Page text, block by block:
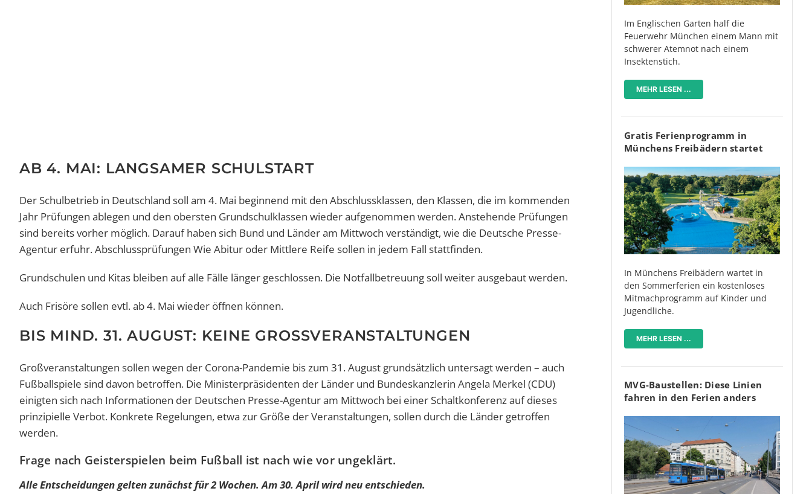
AB 4. MAI: LANGSAMER SCHULSTART
Der Schulbetrieb in Deutschland soll am 4. Mai beginnend mit den Abschlussklassen, den Klassen, die im kommenden
Jahr Prüfungen ablegen und den obersten Grundschulklassen wieder aufgenommen werden. Anstehende Prüfungen
sind bereits vorher möglich. Darauf haben sich Bund und Länder am Mittwoch verständigt, wie die Deutsche Presse-
Agentur erfuhr. Abschlussprüfungen Wie Abitur oder Mittlere Reife sollen in jedem Fall stattfinden.
Grundschulen und Kitas bleiben auf alle Fälle länger geschlossen. Die Notfallbetreuung soll weiter ausgebaut werden.
Auch Frisöre sollen evtl. ab 4. Mai wieder öffnen können.
BIS MIND. 31. AUGUST: KEINE GROSSVERANSTALTUNGEN
Großveranstaltungen sollen wegen der Corona-Pandemie bis zum 31. August grundsätzlich untersagt werden – auch
Fußballspiele sind davon betroffen. Die Ministerpräsidenten der Länder und Bundeskanzlerin Angela Merkel (CDU)
einigten sich nach Informationen der Deutschen Presse-Agentur am Mittwoch bei einer Schaltkonferenz auf dieses
prinzipielle Verbot. Konkrete Regelungen, etwa zur Größe der Veranstaltungen, sollen durch die Länder getroffen
werden.
Frage nach Geisterspielen beim Fußball ist nach wie vor ungeklärt.
Alle Entscheidungen gelten zunächst für 2 Wochen. Am 30. April wird neu entschieden.
Im Englischen Garten half die
Feuerwehr München einem Mann mit
schwerer Atemnot nach einem
Insektenstich.
MEHR LESEN ...
Gratis Ferienprogramm in
Münchens Freibädern startet
In Münchens Freibädern wartet in
den Sommerferien ein kostenloses
Mitmachprogramm auf Kinder und
Jugendliche.
MEHR LESEN ...
MVG-Baustellen: Diese Linien
fahren in den Ferien anders